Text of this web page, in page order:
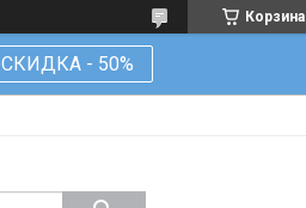
Корзина
СКИДКА - 50%